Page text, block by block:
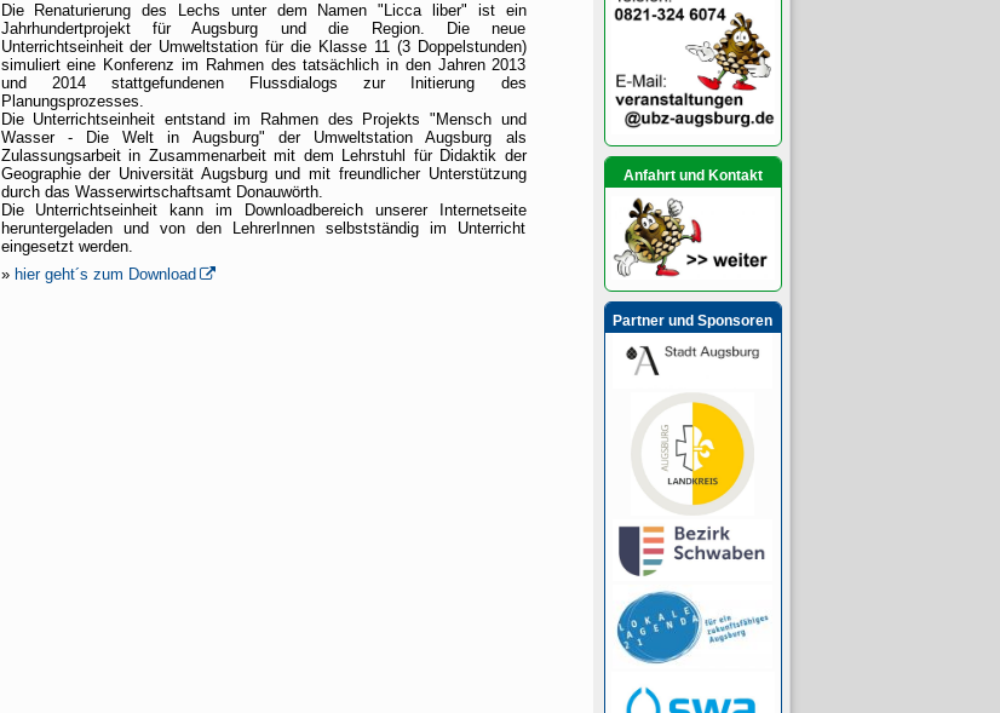
Die Renaturierung des Lechs unter dem Namen "Licca liber" ist ein
Jahrhundertprojekt für Augsburg und die Region. Die neue
Unterrichtseinheit der Umweltstation für die Klasse 11 (3 Doppelstunden)
simuliert eine Konferenz im Rahmen des tatsächlich in den Jahren 2013
und 2014 stattgefundenen Flussdialogs zur Initierung des
Planungsprozesses.
Die Unterrichtseinheit entstand im Rahmen des Projekts "Mensch und
Wasser - Die Welt in Augsburg" der Umweltstation Augsburg als
Zulassungsarbeit in Zusammenarbeit mit dem Lehrstuhl für Didaktik der
Geographie der Universität Augsburg und mit freundlicher Unterstützung
durch das Wasserwirtschaftsamt Donauwörth.
Die Unterrichtseinheit kann im Downloadbereich unserer Internetseite
heruntergeladen und von den LehrerInnen selbstständig im Unterricht
eingesetzt werden.
» hier geht´s zum Download
Anfahrt und Kontakt
Partner und Sponsoren